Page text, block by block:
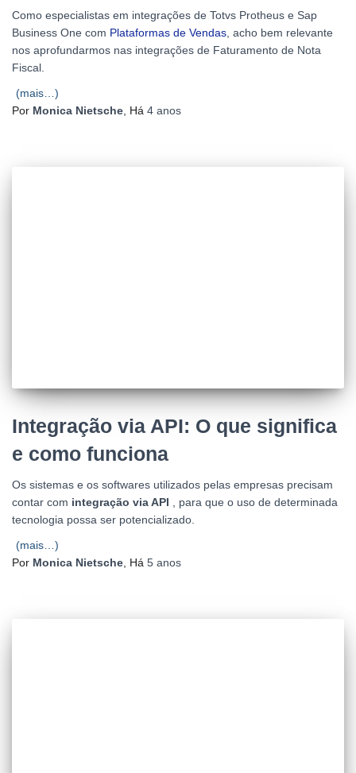
Como especialistas em integrações de Totvs Protheus e Sap
Business One com Plataformas de Vendas , acho bem relevante
nos aprofundarmos nas integrações de Faturamento de Nota
Fiscal.
(mais…)
Por Monica Nietsche , Há 4 anos
Integração via API: O que significa
e como funciona
Os sistemas e os softwares utilizados pelas empresas precisam
contar com integração via API , para que o uso de determinada
tecnologia possa ser potencializado.
(mais…)
Por Monica Nietsche , Há 5 anos